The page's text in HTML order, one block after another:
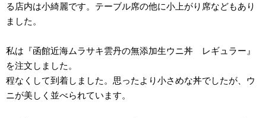
る店内は小綺麗です。テーブル席の他に小上がり席などもあり
ました。
私は『函館近海ムラサキ雲丹の無添加生ウニ丼 レギュラー』
を注文しました。
程なくして到着しました。思ったより小さめな丼でしたが、ウ
ニが美しく並べられています。